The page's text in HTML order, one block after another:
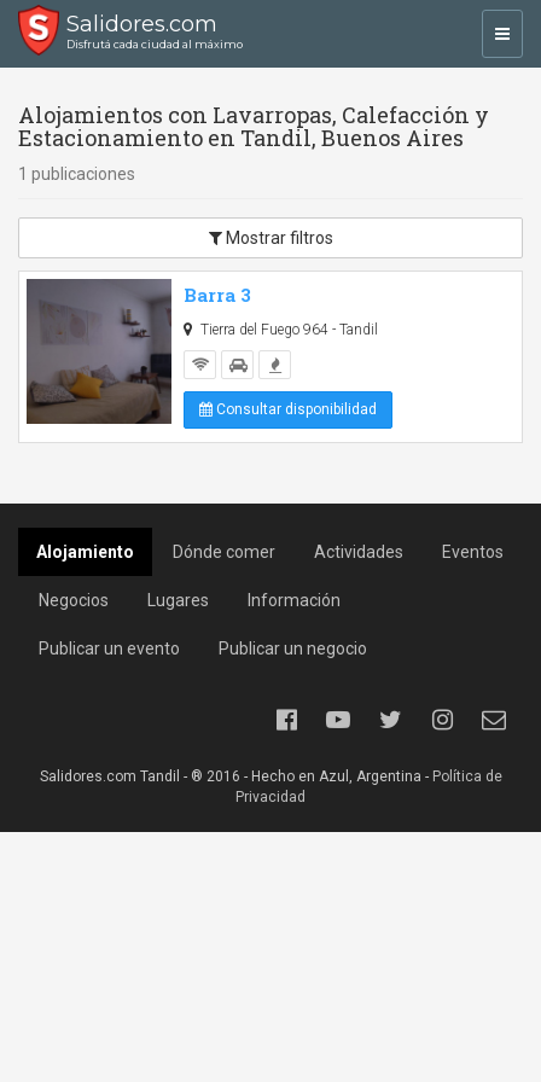
Salidores.com
Disfrutá cada ciudad al máximo
Alojamientos con Lavarropas, Calefacción y
Estacionamiento en Tandil, Buenos Aires
1 publicaciones
Mostrar filtros
Barra 3
Tierra del Fuego 964 - Tandil
Consultar disponibilidad
Alojamiento Dónde comer Actividades Eventos
Negocios Lugares Información
Publicar un evento Publicar un negocio
Salidores.com Tandil - ® 2016 - Hecho en Azul, Argentina - Política de
Privacidad